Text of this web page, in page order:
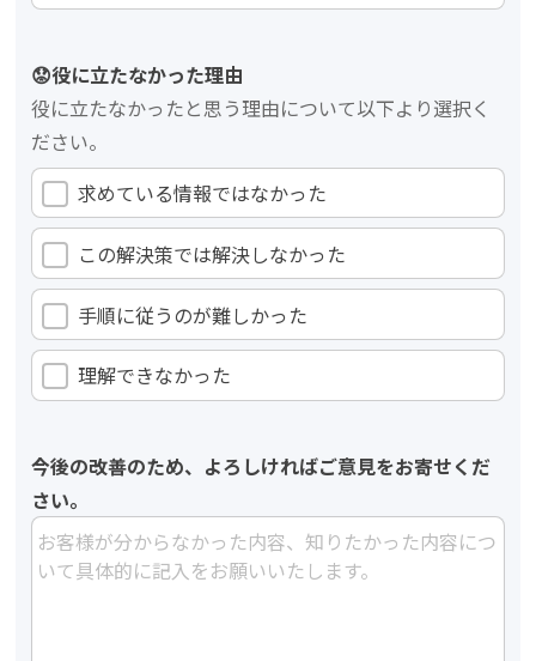
😟役に立たなかった理由
役に立たなかったと思う理由について以下より選択く
ださい。
求めている情報ではなかった
この解決策では解決しなかった
手順に従うのが難しかった
理解できなかった
今後の改善のため、よろしければご意見をお寄せくだ
さい。